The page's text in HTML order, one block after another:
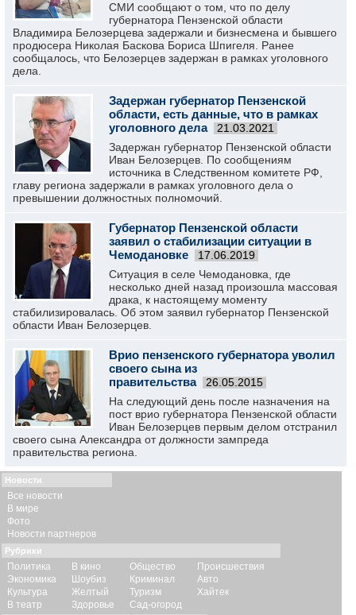
СМИ сообщают о том, что по делу
губернатора Пензенской области
Владимира Белозерцева задержали и бизнесмена и бывшего
продюсера Николая Баскова Бориса Шпигеля. Ранее
сообщалось, что Белозерцев задержан в рамках уголовного
дела.
Задержан губернатор Пензенской
области, есть данные, что в рамках
уголовного дела
21.03.2021
Задержан губернатор Пензенской области
Иван Белозерцев. По сообщениям
источника в Следственном комитете РФ,
главу региона задержали в рамках уголовного дела о
превышении должностных полномочий.
Губернатор Пензенской области
заявил о стабилизации ситуации в
Чемодановке
17.06.2019
Ситуация в селе Чемодановка, где
несколько дней назад произошла массовая
драка, к настоящему моменту
стабилизировалась. Об этом заявил губернатор Пензенской
области Иван Белозерцев.
Врио пензенского губернатора уволил
своего сына из
правительства
26.05.2015
На следующий день после назначения на
пост врио губернатора Пензенской области
Иван Белозерцев первым делом отстранил
своего сына Александра от должности зампреда
правительства региона.
Новости
Все новости
В мире
Фото
Новости партнеров
Рубрики
Политика
Экономика
Культура
В театр
В кино
Шоубиз
Желтый
Здоровье
Общество
Криминал
Туризм
Сад-огород
Происшествия
Авто
Хайтек